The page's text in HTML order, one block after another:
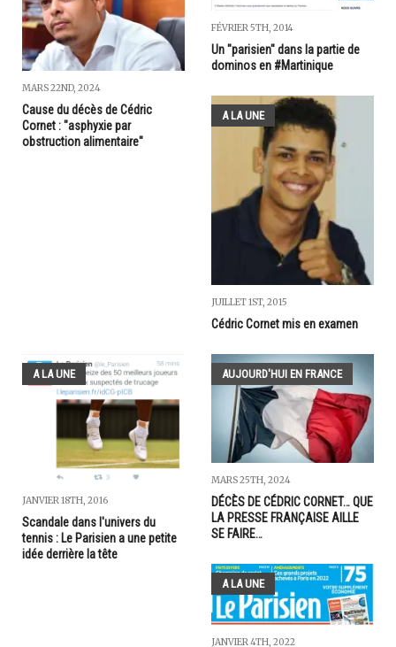
MARS 22ND, 2024
Cause du décès de Cédric
Cornet : "asphyxie par
obstruction alimentaire"
FÉVRIER 5TH, 2014
Un "parisien" dans la partie de
dominos en #Martinique
A LA UNE
JUILLET 1ST, 2015
Cédric Cornet mis en examen
A LA UNE
JANVIER 18TH, 2016
Scandale dans l'univers du
tennis : Le Parisien a une petite
idée derrière la tête
AUJOURD'HUI EN FRANCE
MARS 25TH, 2024
DÉCÈS DE CÉDRIC CORNET… QUE
LA PRESSE FRANÇAISE AILLE
SE FAIRE…
A LA UNE
JANVIER 4TH, 2022